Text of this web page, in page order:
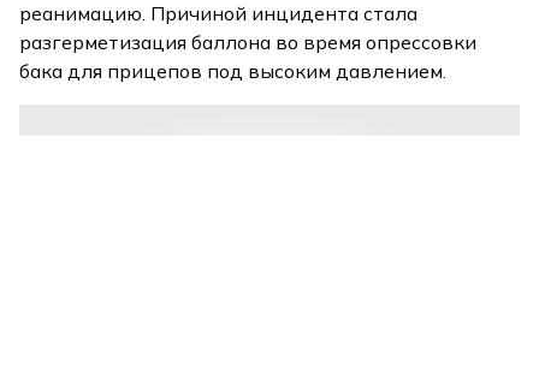
реанимацию. Причиной инцидента стала
разгерметизация баллона во время опрессовки
бака для прицепов под высоким давлением.